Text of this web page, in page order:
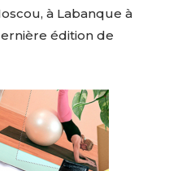
à Labanque à
édition de